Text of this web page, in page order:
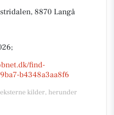
8870 Langå
find-
b4348a3aa8f6
kilder, herunder